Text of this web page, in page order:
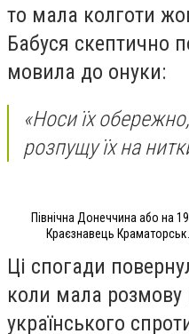
то мала колготи
Бабуся скептично
мовила до онуки:
«Носи їх
розпущу їх на
Північна Донеччина або на
Краєзнавець
Ці спогади
коли мала розмову
українського